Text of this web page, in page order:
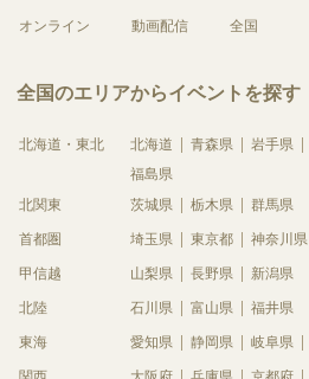
オンライン 動画配信 全国
全国のエリアからイベントを探す
北海道・東北 北海道 青森県 岩手県
福島県
北関東
茨城県 栃木県 群馬県
首都圏 埼玉県 東京都 神奈川県
甲信越 山梨県 長野県 新潟県
北陸 石川県 富山県 福井県
東海 愛知県 静岡県 岐阜県